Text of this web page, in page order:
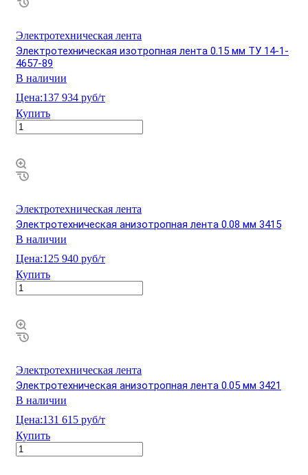
Электротехническая лента
Электротехническая изотропная лента 0.15 мм ТУ 14-1-
4657-89
В наличии
Цена:137 934 руб/т
Купить
Электротехническая лента
Электротехническая анизотропная лента 0.08 мм 3415
В наличии
Цена:125 940 руб/т
Купить
Электротехническая лента
Электротехническая анизотропная лента 0.05 мм 3421
В наличии
Цена:131 615 руб/т
Купить